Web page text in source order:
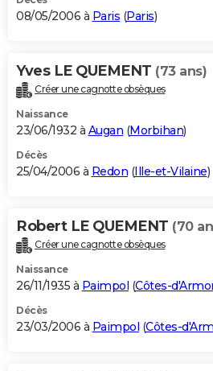
08/05/2006 à Paris (Paris)
Yves LE QUEMENT (73 ans)
Créer une cagnotte obsèques
Naissance
23/06/1932 à Augan (Morbihan)
Décès
25/04/2006 à Redon (Ille-et-Vilaine)
Robert LE QUEMENT (70
Créer une cagnotte obsèques
Naissance
26/11/1935 à Paimpol (Côtes-
Décès
23/03/2006 à Paimpol (Côtes-